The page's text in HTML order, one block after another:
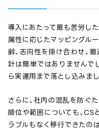
導入にあたって最も苦労し
属性に応じたマッピングル
齢、志向性を掛け合わせ、
計は簡単ではありませんで
ら実運用まで落とし込みまし
さらに、社内の混乱を防ぐ
順位や範囲についても、CS
ラブルもなく移行できたの